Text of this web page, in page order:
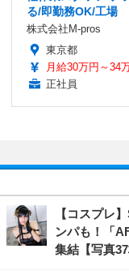
る/即勤務OK/工場
株式会社M-pros
東京都
月給30万円～34
正社員
【コスプレ
ンパも！「
集結【写真37